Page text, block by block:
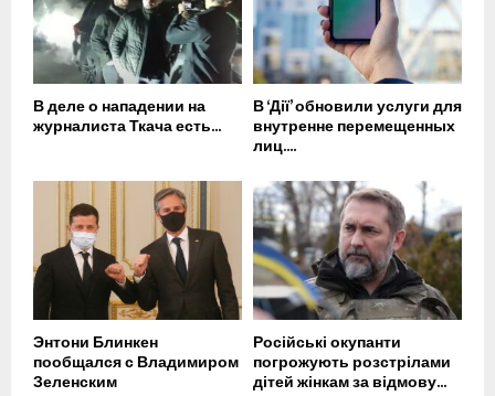
В деле о нападении на
журналиста Ткача есть...
В ‘Дії’ обновили услуги для
внутренне перемещенных
лиц....
Энтони Блинкен
пообщался с Владимиром
Зеленским
Російські окупанти
погрожують розстрілами
дітей жінкам за відмову...